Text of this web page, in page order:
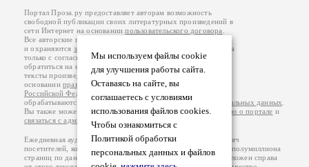
Мы используем файлы cookie
для улучшения работы сайта.
Оставаясь на сайте, вы
соглашаетесь с условиями
использования файлов cookies.
Чтобы ознакомиться с
Политикой обработки
персональных данных и файлов
Портал Проза.ру предоставляет авторам возможность
свободной публикации своих литературных произведений в
сети Интернет на основаниипользовательского договора
Все авторские права на произведения принадлежат авторам
и охраняются законом
. Перепечатка произведений возможна
только с согласия его автора, к которому вы можете
обратиться на его авторской странице. Ответственность за
тексты произведений авторы несут самостоятельно на
основанииправил публикацииизаконодательства
Российской Федерации
обрабатываются на основанииПолитики обработки персональных данных
Вы также можете посмотреть более подробнуюинформацию о портале и
связаться с администрацией
Ежедневная аудитория портала Проза.ру – порядка 100 тысяч
посетителей, которые в общей сумме просматривают более полумиллиона
страниц по данным счетчика посещаемости, который расположен справа